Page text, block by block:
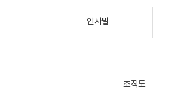
인사말
조직도